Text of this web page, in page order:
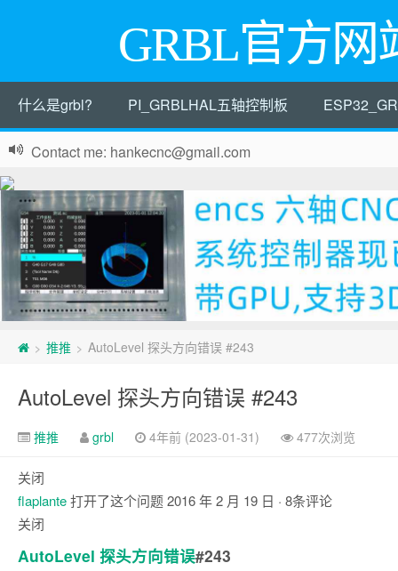
GRBL官方网
什么是grbl? PI_GRBLHAL五轴控制板
Contact me: hankecnc@gmail.com
> 推推 > AutoLevel 探头方向错误 #243
AutoLevel 探头方向错误 #243
推推 grbl 4年前 (2023-01-31) 477次浏览
关闭
flaplante打开了这个问题2016 年 2 月 19 日 · 8条评论
关闭
AutoLevel 探头方向错误#243